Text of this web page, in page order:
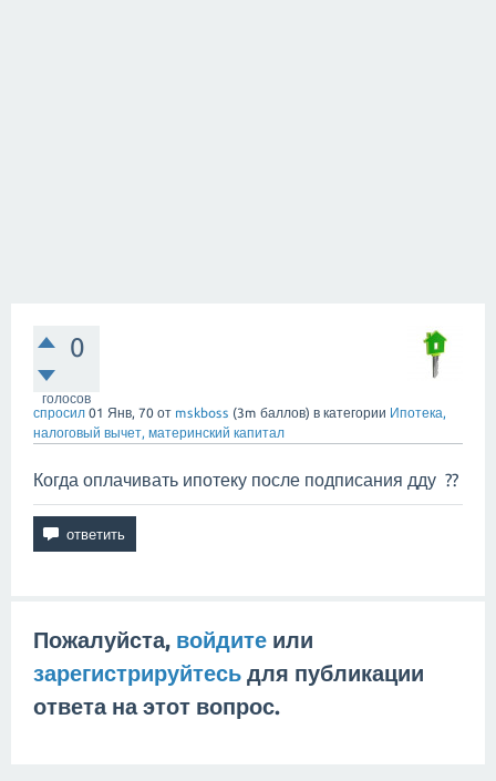
0
голосов
спросил 01 Янв, 70 от mskboss (3m баллов) в категории Ипотека,
налоговый вычет, материнский капитал
Когда оплачивать ипотеку после подписания дду ??
Пожалуйста, войдите или
зарегистрируйтесь для публикации
ответа на этот вопрос.